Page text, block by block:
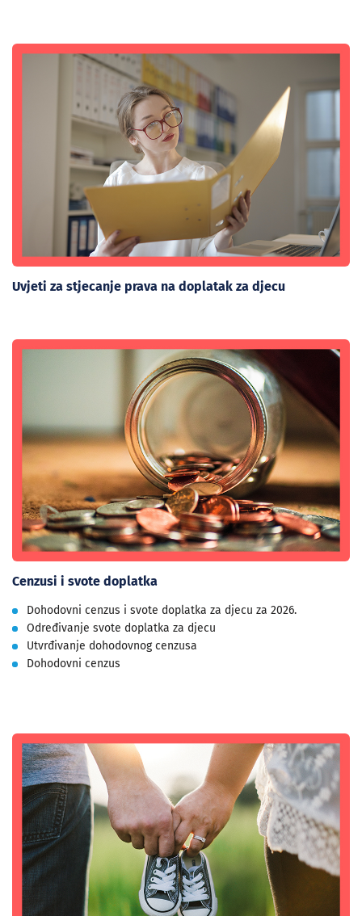
Uvjeti za stjecanje prava na doplatak za djecu
Cenzusi i svote doplatka
Dohodovni cenzus i svote doplatka za djecu za 2026.
Određivanje svote doplatka za djecu
Utvrđivanje dohodovnog cenzusa
Dohodovni cenzus